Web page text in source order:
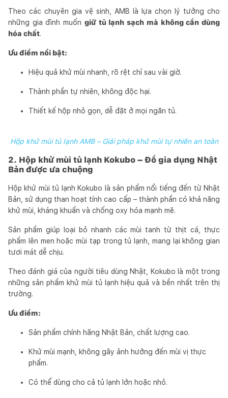
Theo các chuyên gia vệ sinh, AMB là lựa chọn lý tưởng cho
những gia đình muốn giữ tủ lạnh sạch mà không cần dùng
hóa chất.
Ưu điểm nổi bật:
Hiệu quả khử mùi nhanh, rõ rệt chỉ sau vài giờ.
Thành phần tự nhiên, không độc hại.
Thiết kế hộp nhỏ gọn, dễ đặt ở mọi ngăn tủ.
Hộp khử mùi tủ lạnh AMB – Giải pháp khử mùi tự nhiên an toàn
2. Hộp khử mùi tủ lạnh Kokubo – Đồ gia dụng Nhật
Bản được ưa chuộng
Hộp khử mùi tủ lạnh Kokubo là sản phẩm nổi tiếng đến từ Nhật
Bản, sử dụng than hoạt tính cao cấp – thành phần có khả năng
khử mùi, kháng khuẩn và chống oxy hóa mạnh mẽ.
Sản phẩm giúp loại bỏ nhanh các mùi tanh từ thịt cá, thực
phẩm lên men hoặc mùi tạp trong tủ lạnh, mang lại không gian
tươi mát dễ chịu.
Theo đánh giá của người tiêu dùng Nhật, Kokubo là một trong
những sản phẩm khử mùi tủ lạnh hiệu quả và bền nhất trên thị
trường.
Ưu điểm:
Sản phẩm chính hãng Nhật Bản, chất lượng cao.
Khử mùi mạnh, không gây ảnh hưởng đến mùi vị thực
phẩm.
Có thể dùng cho cả tủ lạnh lớn hoặc nhỏ.